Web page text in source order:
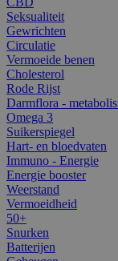
Seksualiteit
Gewrichten
Circulatie
Vermoeide benen
Cholesterol
Rode Rijst
Darmflora -
Omega 3
Suikerspiegel
Hart- en bloedvaten
Immuno - Energie
Energie booster
Weerstand
Vermoeidheid
50+
Snurken
Batterijen